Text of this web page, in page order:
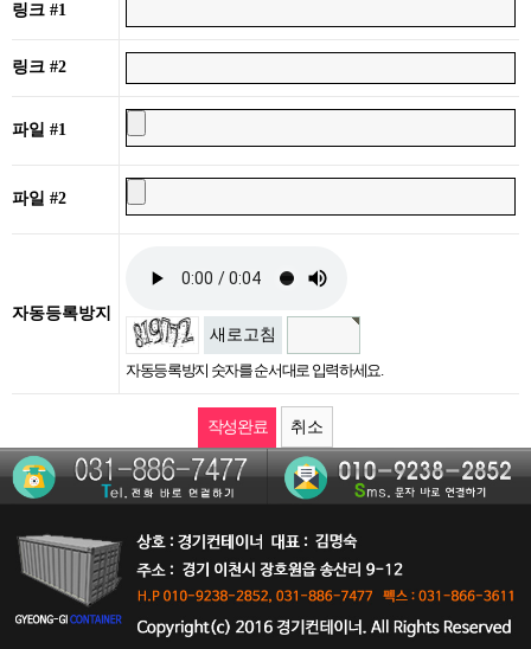
링크 #1
링크 #2
파일 #1
파일 #2
자동등록방지
새로고침
자동등록방지 숫자를 순서대로 입력하세요.
취소